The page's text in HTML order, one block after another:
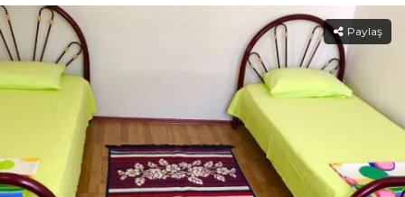
Paylaş